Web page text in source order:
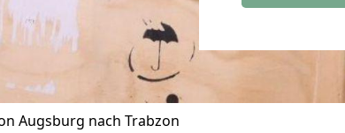
Augsburg nach Trabzon